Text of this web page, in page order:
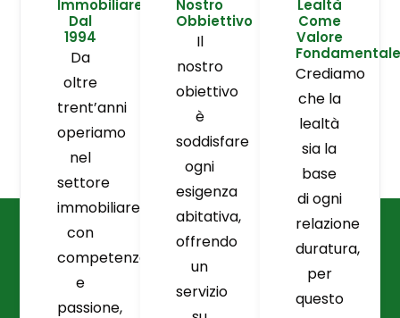
Immobiliare
Dal
1994
Da
oltre
trent’anni
operiamo
nel
settore
immobiliare
con
competenza
e
passione,
Nostro
Obbiettivo
Il
nostro
obiettivo
è
soddisfare
ogni
esigenza
abitativa,
offrendo
un
servizio
Lealtà
Come
Valore
Fondamentale
Crediamo
che la
lealtà
sia la
base
di ogni
relazione
duratura,
per
questo